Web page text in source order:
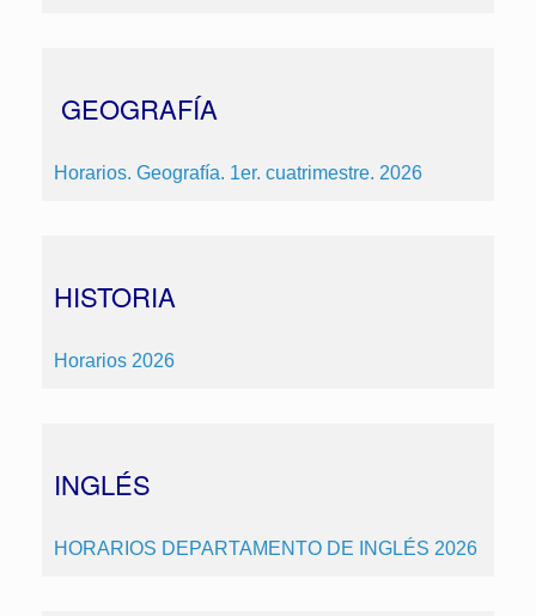
GEOGRAFÍA
Horarios. Geografía. 1er. cuatrimestre. 2026
HISTORIA
Horarios 2026
INGLÉS
HORARIOS DEPARTAMENTO DE INGLÉS 2026